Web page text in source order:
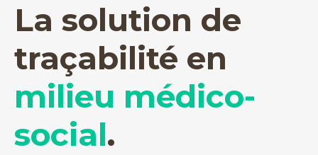
La solution de
traçabilité en
milieu médico-
social.